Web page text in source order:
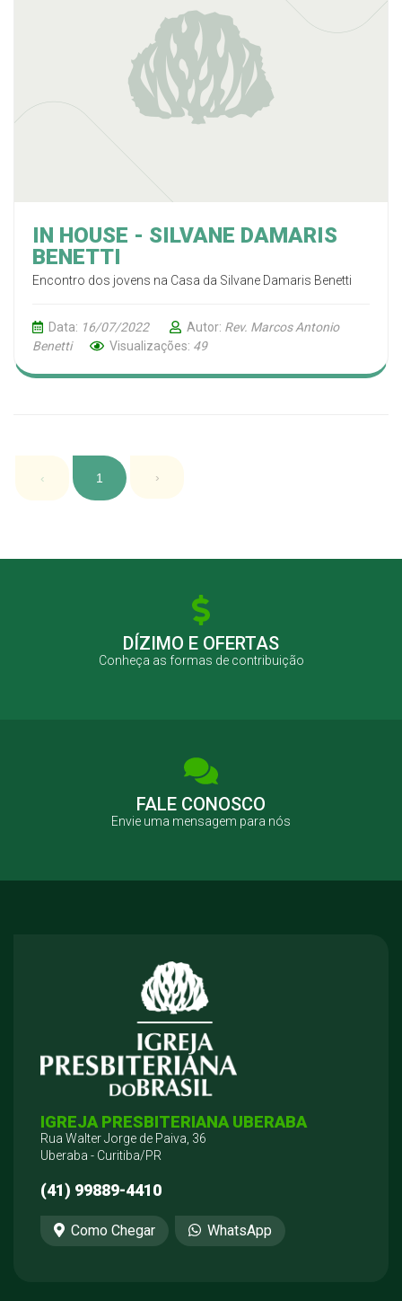
IN HOUSE - SILVANE DAMARIS
BENETTI
Encontro dos jovens na Casa da Silvane Damaris Benetti
Data: 16/07/2022 Autor: Rev. Marcos Antonio
Benetti
Visualizações: 49
‹ 1 ›
DÍZIMO E OFERTAS
Conheça as formas de contribuição
FALE CONOSCO
Envie uma mensagem para nós
IGREJA PRESBITERIANA UBERABA
Rua Walter Jorge de Paiva, 36
Uberaba - Curitiba/PR
(41) 99889-4410
Como Chegar WhatsApp